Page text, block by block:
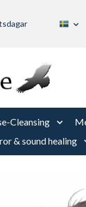
Cleansing
& sound healing